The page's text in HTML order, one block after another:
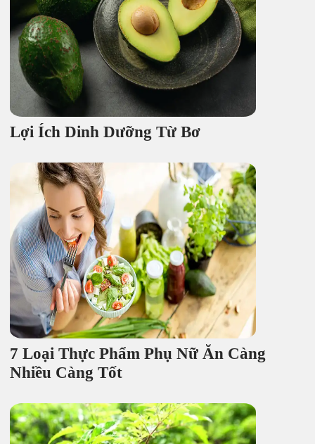
Lợi Ích Dinh Dưỡng Từ Bơ
7 Loại Thực Phẩm Phụ Nữ Ăn Càng
Nhiều Càng Tốt